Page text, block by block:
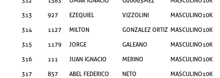
313
927 EZEQUIEL VIZZOLINI MASCULINO10KM
314
1127 MILTON GONZALEZ ORTIZ MASCULINO10KM
315
1179 JORGE GALEANO MASCULINO10KM
316
111 JUAN IGNACIO MERINO MASCULINO10KM
317
857 ABEL FEDERICO NETO MASCULINO10KM